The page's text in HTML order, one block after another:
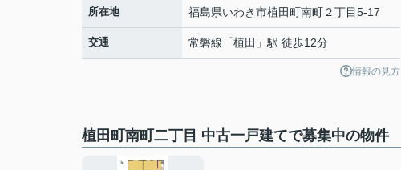
所在地 福島県いわき市植田町南町２丁目5-17
交通 常磐線 「植田 」駅 徒歩12分
情報の見方
植田町南町二丁目 中古一戸建てで募集中の物件